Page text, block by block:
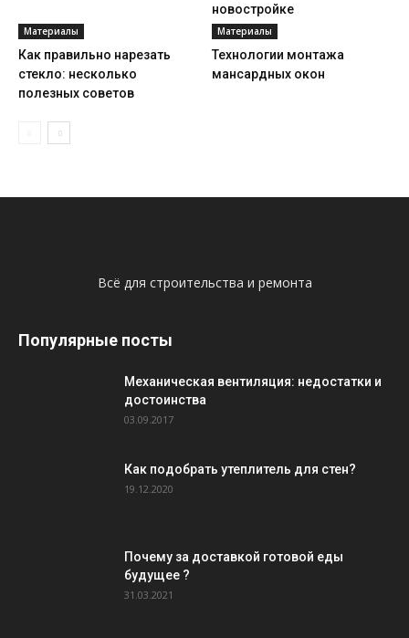
новостройке
Материалы
Как правильно нарезать
стекло: несколько
полезных советов
Материалы
Технологии монтажа
мансардных окон
Всё для строительства и ремонта
Популярные посты
Механическая вентиляция: недостатки и
достоинства
03.09.2017
Как подобрать утеплитель для стен?
19.12.2020
Почему за доставкой готовой еды
будущее ?
31.03.2021